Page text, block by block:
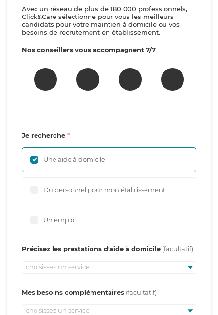
Avec un réseau de plus de 180 000 professionnels,
Click&Care sélectionne pour vous les meilleurs
candidats pour votre maintien à domicile ou vos
besoins de recrutement en établissement.
Nos conseillers vous accompagnent 7/7
Je recherche
Une aide à domicile
Du personnel pour mon établissement
Un emploi
Précisez les prestations d'aide à domicile
choisissez un service
Mes besoins complémentaires
choisissez un service